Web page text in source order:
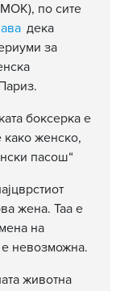
по сите
дека
за
боксерка е
како женско,
пасош“
жена. Таа е
на
е невозможна.
животна